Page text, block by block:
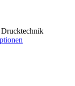
Drucktechnik